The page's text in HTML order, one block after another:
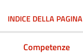
INDICE DELLA PAGINA
Competenze